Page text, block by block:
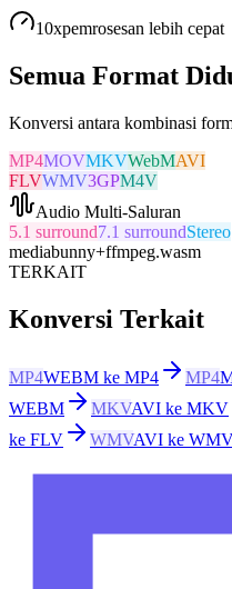
10xpemrosesan lebih cepat
Semua Format
Konversi antara kombinasi
MP4MOVMKVWebMAVI
FLVWMV3GPM4V
Audio Multi-Saluran
5.1 surround7.1 surroundStereo
mediabunny+ffmpeg.wasm
TERKAIT
Konversi Terkait
MP4WEBM ke MP4 MP4
WEBM
MKVAVI ke MKV
ke FLV
WMVAVI ke